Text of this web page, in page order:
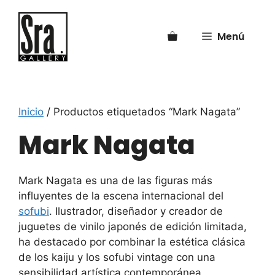
contenido
Menú
Inicio / Productos etiquetados “Mark Nagata”
Mark Nagata
Mark Nagata es una de las figuras más
influyentes de la escena internacional del
sofubi. Ilustrador, diseñador y creador de
juguetes de vinilo japonés de edición limitada,
ha destacado por combinar la estética clásica
de los kaiju y los sofubi vintage con una
sensibilidad artística contemporánea.